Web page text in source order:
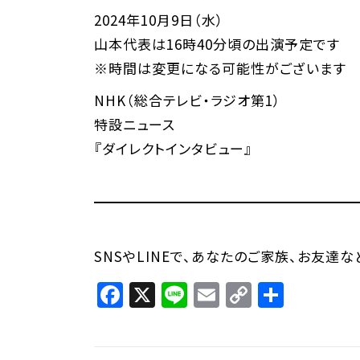
2024年10月9日（水）
山本代表は16時40分頃の出演予定です
※時間は変更になる可能性がございます
NHK（総合テレビ・ラジオ第1）
特設ニュース
『ダイレクトインタビュー』
SNSやLINEで、あなたのご家族、お友達な
Facebook
X LineEmail
Copy